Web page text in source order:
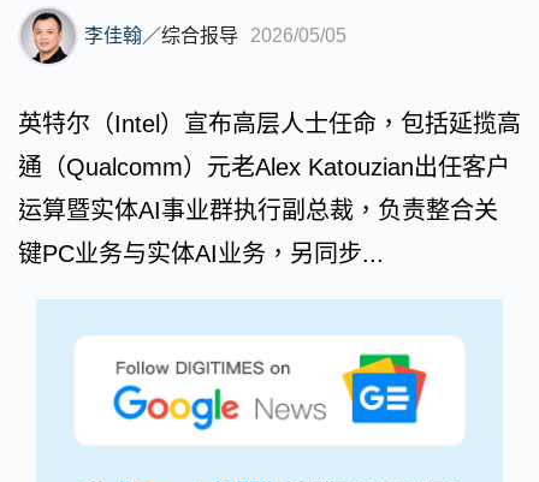
李佳翰／综合报导 2026/05/05
英特尔（Intel）宣布高层人士任命，包括延揽高
通（Qualcomm）元老Alex Katouzian出任客户
运算暨实体AI事业群执行副总裁，负责整合关
键PC业务与实体AI业务，另同步...